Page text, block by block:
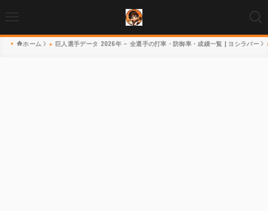
ホーム 巨人選手データ 2026年 – 全選手の打率・防御率・成績一覧 | ヨシラバー